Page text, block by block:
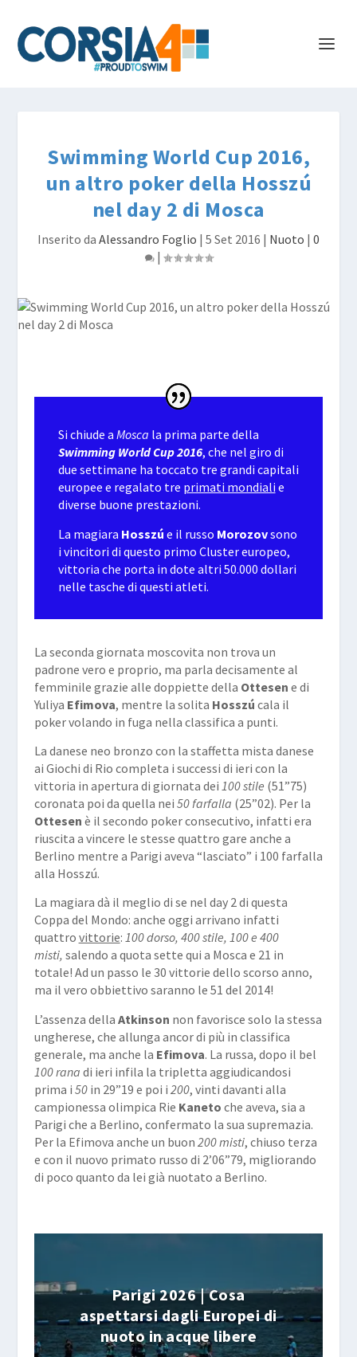
Swimming World Cup 2016,
un altro poker della Hosszú
nel day 2 di Mosca
Inserito da Alessandro Foglio | 5 Set 2016 | Nuoto | 0
|
Si chiude a Mosca la prima parte della
Swimming World Cup 2016, che nel giro di
due settimane ha toccato tre grandi capitali
europee e regalato tre primati mondiali e
diverse buone prestazioni.
La magiara Hosszú e il russo Morozovsono
i vincitori di questo primo Cluster europeo,
vittoria che porta in dote altri 50.000 dollari
nelle tasche di questi atleti.
La seconda giornata moscovita non trova un
padrone vero e proprio, ma parla decisamente al
femminile grazie alle doppiette della Ottesen e di
Yuliya Efimova, mentre la solita Hosszú cala il
poker volando in fuga nella classifica a punti.
La danese neo bronzo con la staffetta mista danese
ai Giochi di Rio completa i successi di ieri con la
vittoria in apertura di giornata dei 100 stile (51”75)
coronata poi da quella nei 50 farfalla (25”02). Per la
Ottesen è il secondo poker consecutivo, infatti era
riuscita a vincere le stesse quattro gare anche a
Berlino mentre a Parigi aveva “lasciato” i 100 farfalla
alla Hosszú.
La magiara dà il meglio di se nel day 2 di questa
Coppa del Mondo: anche oggi arrivano infatti
quattro vittorie: 100 dorso, 400 stile, 100 e 400
misti, salendo a quota sette qui a Mosca e 21 in
totale! Ad un passo le 30 vittorie dello scorso anno,
ma il vero obbiettivo saranno le 51 del 2014!
L’assenza della Atkinson non favorisce solo la stessa
ungherese, che allunga ancor di più in classifica
generale, ma anche la Efimova. La russa, dopo il bel
100 rana di ieri infila la tripletta aggiudicandosi
prima i 50in 29”19 e poi i 200, vinti davanti alla
campionessa olimpica Rie Kaneto che aveva, sia a
Parigi che a Berlino, confermato la sua supremazia.
Per la Efimova anche un buon 200 misti, chiuso terza
e con il nuovo primato russo di 2’06”79, migliorando
di poco quanto da lei già nuotato a Berlino.
Parigi 2026 | Cosa
aspettarsi dagli Europei di
nuoto in acque libere